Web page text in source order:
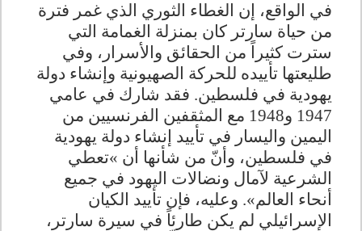
في الواقع، إن الغطاء الثوري الذي غمر فترة
من حياة سارتر كان بمنزلة الغمامة التي
سترت كثيراً من الحقائق والأسرار، وفي
طليعتها تأييده للحركة الصهيونية وإنشاء دولة
يهودية في فلسطين. فقد شارك في عامي
1947 و1948 مع المثقفين الفرنسيين من
اليمين واليسار في تأييد إنشاء دولة يهودية
في فلسطين، وأنّ من شأنها أن «تعطي
الشرعية لآمال ونضالات اليهود في جميع
أنحاء العالم». وعليه، فإن تأييد الكيان
الإسرائيلي لم يكن طارئاً في سيرة سارتر،